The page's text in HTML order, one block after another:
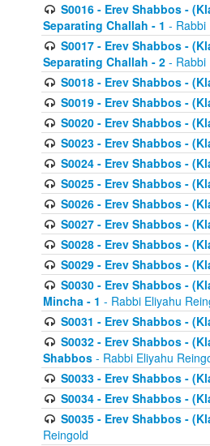
S0016 - Erev Shabbos -
Separating Challah - 1 - Rabbi
S0017 - Erev Shabbos -
Separating Challah - 2 - Rabbi
S0018 - Erev Shabbos -
S0019 - Erev Shabbos -
S0020 - Erev Shabbos -
S0023 - Erev Shabbos -
S0024 - Erev Shabbos -
S0025 - Erev Shabbos -
S0026 - Erev Shabbos -
S0027 - Erev Shabbos -
S0028 - Erev Shabbos -
S0029 - Erev Shabbos -
S0030 - Erev Shabbos -
Mincha - 1 - Rabbi Eliyahu
S0031 - Erev Shabbos -
S0032 - Erev Shabbos -
Shabbos - Rabbi Eliyahu
S0033 - Erev Shabbos -
S0034 - Erev Shabbos -
S0035 - Erev Shabbos -
Reingold